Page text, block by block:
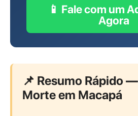
📱 Fale com um
Agora
📌 Resumo Rápido
Morte em Macapá